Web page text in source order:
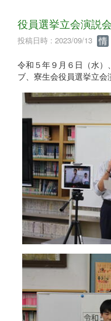
役員選挙立会演説
投稿日時 : 2023/09/13
令和５年９月６日（水）
ブ、寮生会役員選挙立会